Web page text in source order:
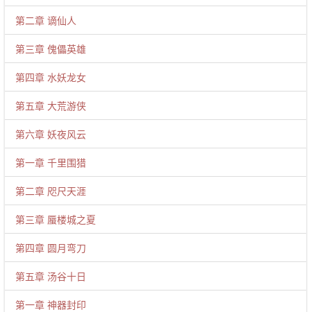
第二章 谪仙人
第三章 傀儡英雄
第四章 水妖龙女
第五章 大荒游侠
第六章 妖夜风云
第一章 千里围猎
第二章 咫尺天涯
第三章 蜃楼城之夏
第四章 圆月弯刀
第五章 汤谷十日
第一章 神器封印